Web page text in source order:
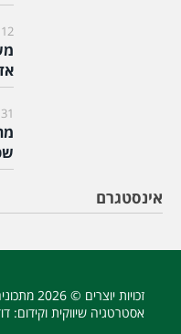
12 ינואר, 2014
31 מאי, 2015
אינסטגרם
זכויות יוצרים © 2026
אסטרטגיה שיווקית וקידום: